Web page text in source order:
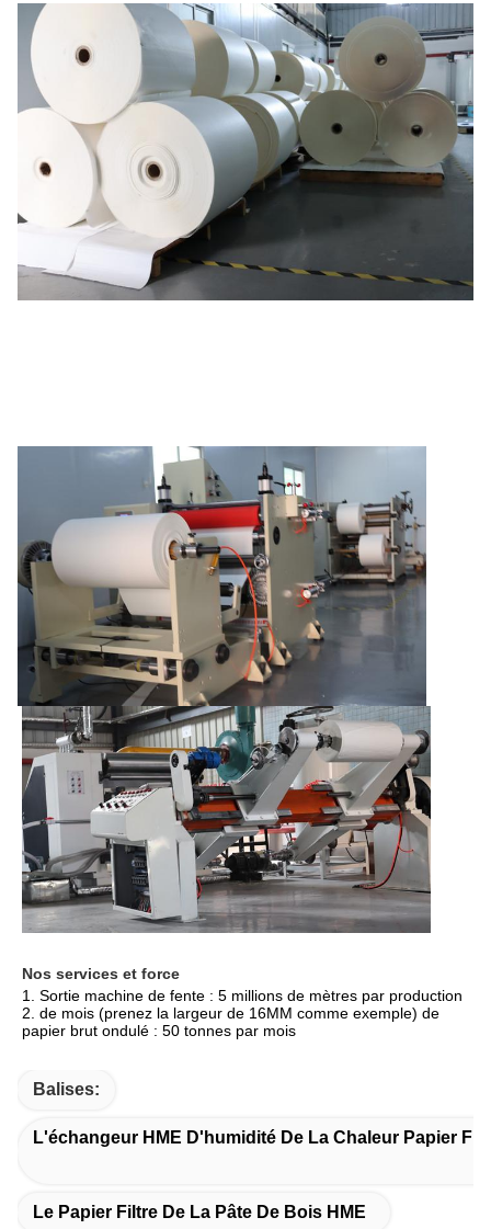
Nos services et force
1. Sortie machine de fente : 5 millions de mètres par production
2. de mois (prenez la largeur de 16MM comme exemple) de
papier brut ondulé : 50 tonnes par mois
Balises:
L'échangeur HME D'humidité De La Chaleur Papier
Le Papier Filtre De La Pâte De Bois HME